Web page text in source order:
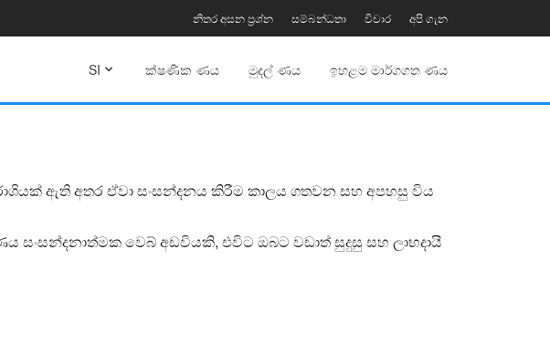
නිතර අසන ප්‍රශ්න සම්බන්ධතා විචාර අපි ගැන
SI ක්ෂණික ණය මුදල් ණය ඉහළම මාර්ගගත ණය
ඇති අතර ඒවා සංසන්දනය කිරීම කාලය ගතවන සහ අපහසු විය
වෙබ් අඩවියකි, එවිට ඔබට වඩාත් සුදුසු සහ ලාභදායී